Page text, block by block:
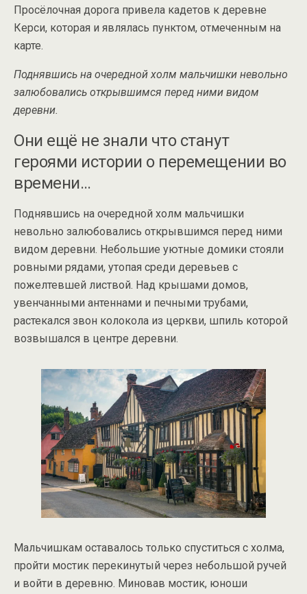
Просёлочная дорога привела кадетов к деревне
Керси, которая и являлась пунктом, отмеченным на
карте.
Поднявшись на очередной холм мальчишки невольно
залюбовались открывшимся перед ними видом
деревни.
Они ещё не знали что станут
героями истории о перемещении во
времени…
Поднявшись на очередной холм мальчишки
невольно залюбовались открывшимся перед ними
видом деревни. Небольшие уютные домики стояли
ровными рядами, утопая среди деревьев с
пожелтевшей листвой. Над крышами домов,
увенчанными антеннами и печными трубами,
растекался звон колокола из церкви, шпиль которой
возвышался в центре деревни.
Мальчишкам оставалось только спуститься с холма,
пройти мостик перекинутый через небольшой ручей
и войти в деревню. Миновав мостик, юноши